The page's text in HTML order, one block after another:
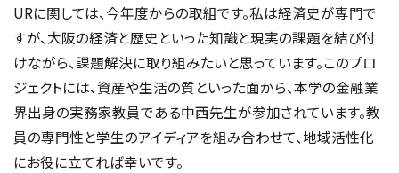
URに関しては、今年度からの取組です。私は経済史が専門で
すが、大阪の経済と歴史といった知識と現実の課題を結び付
けながら、課題解決に取り組みたいと思っています。このプロ
ジェクトには、資産や生活の質といった面から、本学の金融業
界出身の実務家教員である中西先生が参加されています。教
員の専門性と学生のアイディアを組み合わせて、地域活性化
にお役に立てれば幸いです。